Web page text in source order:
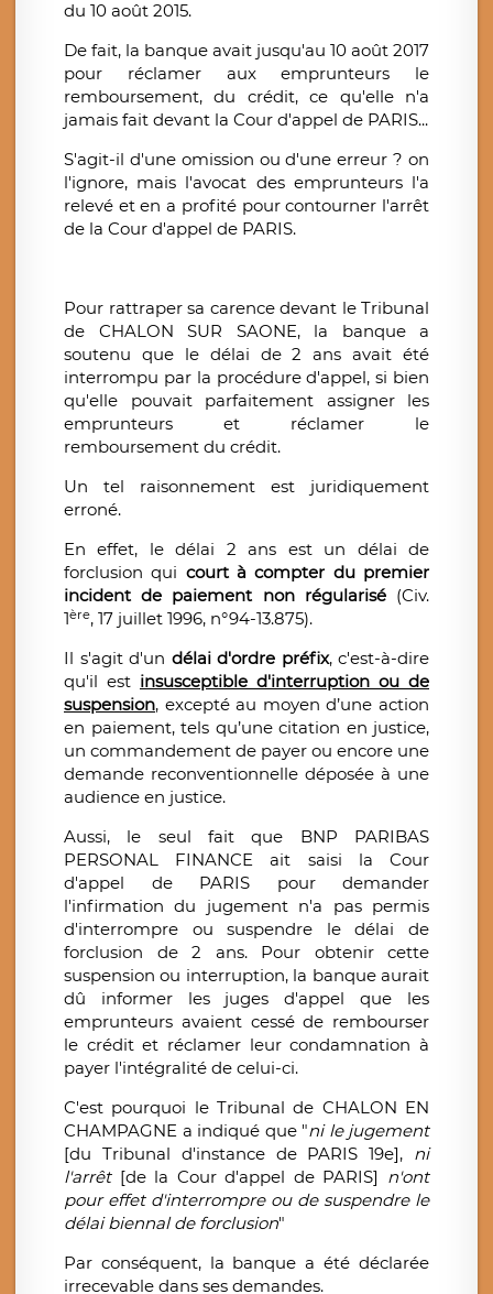
du 10 août 2015.
De fait, la banque avait jusqu'au 10 août 2017
pour réclamer aux emprunteurs le
remboursement, du crédit, ce qu'elle n'a
jamais fait devant la Cour d'appel de PARIS...
S'agit-il d'une omission ou d'une erreur ? on
l'ignore, mais l'avocat des emprunteurs l'a
relevé et en a profité pour contourner l'arrêt
de la Cour d'appel de PARIS.
Pour rattraper sa carence devant le Tribunal
de CHALON SUR SAONE, la banque a
soutenu que le délai de 2 ans avait été
interrompu par la procédure d'appel, si bien
qu'elle pouvait parfaitement assigner les
emprunteurs et réclamer le
remboursement du crédit.
Un tel raisonnement est juridiquement
erroné.
En effet, le délai 2 ans est un délai de
forclusion qui court à compter du premier
incident de paiement non régularisé(Civ.
1ère, 17 juillet 1996, n°94-13.875).
Il s'agit d'un délai d'ordre préfix, c'est-à-dire
qu'il est insusceptible d'interruption ou de
suspension, excepté au moyen d’une action
en paiement, tels qu’une citation en justice,
un commandement de payer ou encore une
demande reconventionnelle déposée à une
audience en justice.
Aussi, le seul fait que BNP PARIBAS
PERSONAL FINANCE ait saisi la Cour
d'appel de PARIS pour demander
l'infirmation du jugement n'a pas permis
d'interrompre ou suspendre le délai de
forclusion de 2 ans. Pour obtenir cette
suspension ou interruption, la banque aurait
dû informer les juges d'appel que les
emprunteurs avaient cessé de rembourser
le crédit et réclamer leur condamnation à
payer l'intégralité de celui-ci.
C'est pourquoi le Tribunal de CHALON EN
CHAMPAGNE a indiqué que "ni le jugement
[du Tribunal d'instance de PARIS 19e], ni
l'arrêt[de la Cour d'appel de PARIS] n'ont
pour effet d'interrompre ou de suspendre le
délai biennal de forclusion"
Par conséquent, la banque a été déclarée
irrecevable dans ses demandes.